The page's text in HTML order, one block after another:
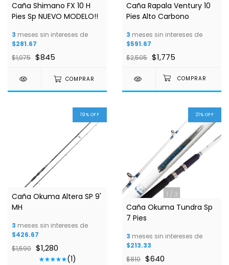
Caña Shimano FX 10 H
Pies Sp NUEVO MODELO!!
3 meses sin intereses de
$281.67
$1,075 $845
COMPRAR
Caña Rapala Ventury 10
Pies Alto Carbono
3 meses sin intereses de
$591.67
$2,505 $1,775
1/ 5
19% OFF
Caña Okuma Altera SP 9'
MH
3 meses sin intereses de
$426.67
$1,590 $1,280
(1)
1 / 3
21 % OFF
Caña Okuma Tundra Sp
7 Pies
3 meses sin intereses de
$213.33
$810 $640